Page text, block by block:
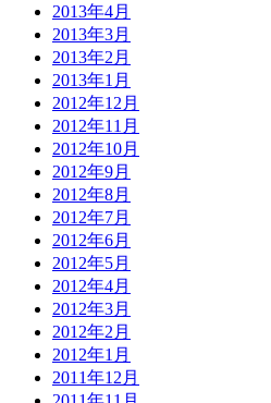
2013年4月
2013年3月
2013年2月
2013年1月
2012年12月
2012年11月
2012年10月
2012年9月
2012年8月
2012年7月
2012年6月
2012年5月
2012年4月
2012年3月
2012年2月
2012年1月
2011年12月